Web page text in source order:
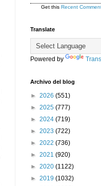
Get this Recent
Translate
Powered by
Archivo del blog
► 2026 (551)
► 2025 (777)
► 2024 (719)
► 2023 (722)
► 2022 (736)
► 2021 (920)
► 2020 (1122)
► 2019 (1032)